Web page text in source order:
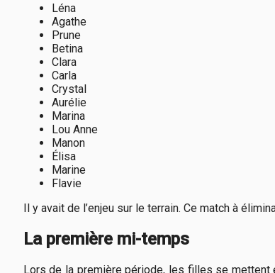
Léna
Agathe
Prune
Betina
Clara
Carla
Crystal
Aurélie
Marina
Lou Anne
Manon
Élisa
Marine
Flavie
Il y avait de l’enjeu sur le terrain. Ce match à
La première mi-temps
Lors de la première période, les filles se